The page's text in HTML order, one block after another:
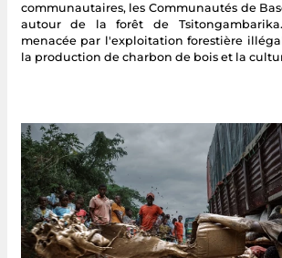
communautaires, les Communautés de
autour de la forêt de
menacée par l'exploitation forestière
la production de charbon de bois et la